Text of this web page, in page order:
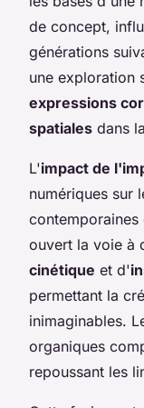
de concept,
générations
une exploration
expressions
spatiales dans
L'impact de
numériques sur
contemporaines
ouvert la voie à
cinétique et d'
permettant la
inimaginables.
organiques
repoussant les